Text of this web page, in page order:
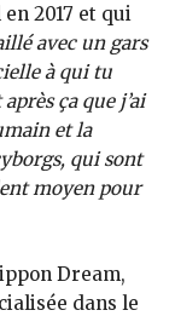
2017 et qui
avec un gars
à qui tu
ça que j’ai
et la
qui sont
moyen pour
Dream,
dans le